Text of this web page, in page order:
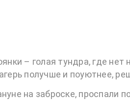
– голая тундра, где нет
получше и поуютнее,
на заброске, проспали